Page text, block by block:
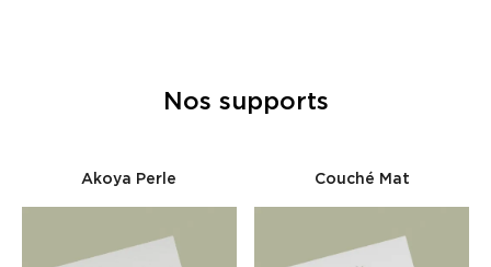
Nos supports
Akoya Perle Couché Mat